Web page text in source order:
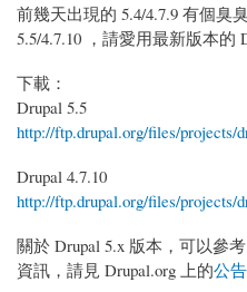
前幾天出現的 5.4/4.7.9 有個臭
5.5/4.7.10 ，請愛用最新版本的
下載：
Drupal 5.5
http://ftp.drupal.org/files/projects/
Drupal 4.7.10
http://ftp.drupal.org/files/projects/
關於 Drupal 5.x 版本，可以參考
資訊，請見 Drupal.org 上的公告